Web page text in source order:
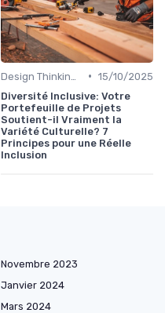
• 15/10/2025
Diversité Inclusive: Votre
Portefeuille de Projets
Soutient-il Vraiment la
Variété Culturelle? 7
Principes pour une Réelle
Inclusion
Novembre 2023
Janvier 2024
Mars 2024